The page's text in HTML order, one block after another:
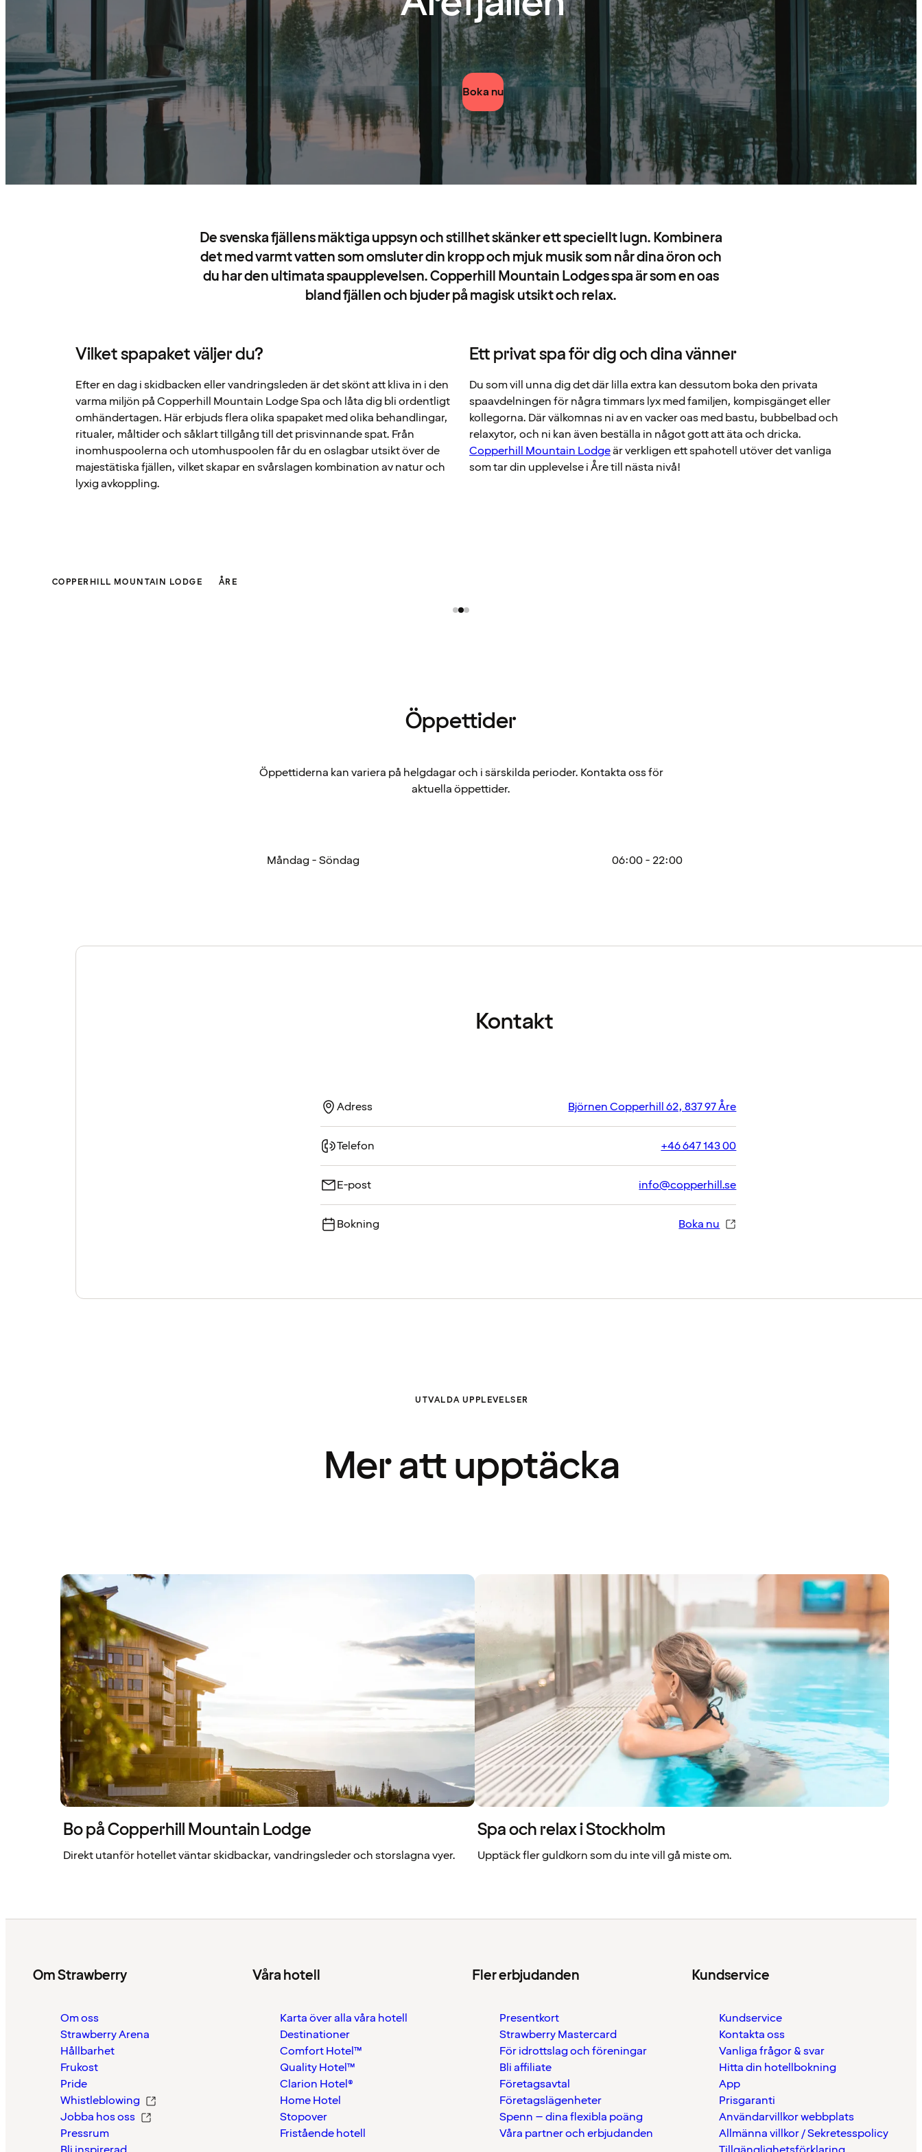
Boka nu
De svenska fjällens mäktiga uppsyn och stillhet skänker ett speciellt lugn. Kombinera
det med varmt vatten som omsluter din kropp och mjuk musik som når dina öron och
du har den ultimata spaupplevelsen. Copperhill Mountain Lodges spa är som en oas
bland fjällen och bjuder på magisk utsikt och relax.
Vilket spapaket väljer du?
Efter en dag i skidbacken eller vandringsleden är det skönt att kliva in i den
varma miljön på Copperhill Mountain Lodge Spa och låta dig bli ordentligt
omhändertagen. Här erbjuds flera olika spapaket med olika behandlingar,
ritualer, måltider och såklart tillgång till det prisvinnande spat. Från
inomhuspoolerna och utomhuspoolen får du en oslagbar utsikt över de
majestätiska fjällen, vilket skapar en svårslagen kombination av natur och
lyxig avkoppling.
Ett privat spa för dig och dina vänner
Du som vill unna dig det där lilla extra kan dessutom boka den privata
spaavdelningen för några timmars lyx med familjen, kompisgänget eller
kollegorna. Där välkomnas ni av en vacker oas med bastu, bubbelbad och
relaxytor, och ni kan även beställa in något gott att äta och dricka.
Copperhill Mountain Lodgeär verkligen ett spahotell utöver det vanliga
som tar din upplevelse i Åre till nästa nivå!
COPPERHILL MOUNTAIN LODGE ÅRE
Öppettider
Öppettiderna kan variera på helgdagar och i särskilda perioder. Kontakta oss för
aktuella öppettider.
Måndag - Söndag 06:00 - 22:00
Kontakt
Adress Björnen Copperhill 62, 837 97 Åre
Telefon +46 647 143 00
E-post info@copperhill.se
Bokning Boka nu
UTVALDA UPPLEVELSER
Mer att upptäcka
Bo på Copperhill Mountain Lodge
Direkt utanför hotellet väntar skidbackar, vandringsleder och storslagna vyer.
Spa och relax i Stockholm
Upptäck fler guldkorn som du inte vill gå miste om.
Om Strawberry
Om oss
Strawberry Arena
Hållbarhet
Frukost
Pride
Whistleblowing
Jobba hos oss
Pressrum
Våra hotell
Karta över alla våra hotell
Destinationer
Comfort Hotel™
Quality Hotel™
Clarion Hotel®
Home Hotel
Stopover
Fristående hotell
Fler erbjudanden
Presentkort
Strawberry Mastercard
För idrottslag och föreningar
Bli affiliate
Företagsavtal
Företagslägenheter
Spenn – dina flexibla poäng
Våra partner och erbjudanden
Kundservice
Kundservice
Kontakta oss
Vanliga frågor & svar
Hitta din hotellbokning
App
Prisgaranti
Användarvillkor webbplats
Allmänna villkor / Sekretesspolicy